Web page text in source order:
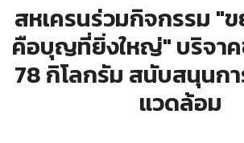
สหเครนร่วมกิจกรรม "
คือบุญที่ยิ่งใหญ่" บริจาค
78 กิโลกรัม สนับสนุนก
แวดล้อม